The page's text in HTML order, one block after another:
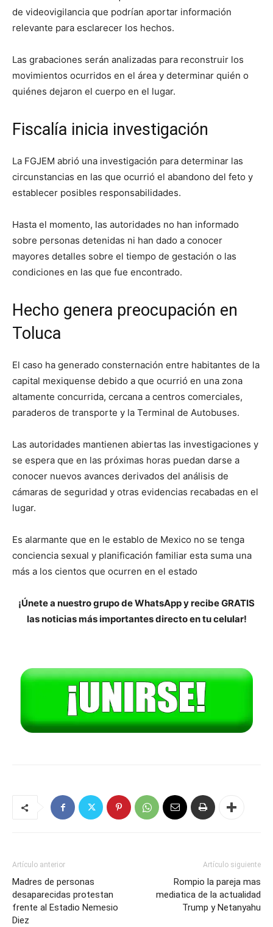
de videovigilancia que podrían aportar información
relevante para esclarecer los hechos.
Las grabaciones serán analizadas para reconstruir los
movimientos ocurridos en el área y determinar quién o
quiénes dejaron el cuerpo en el lugar.
Fiscalía inicia investigación
La FGJEM abrió una investigación para determinar las
circunstancias en las que ocurrió el abandono del feto y
establecer posibles responsabilidades.
Hasta el momento, las autoridades no han informado
sobre personas detenidas ni han dado a conocer
mayores detalles sobre el tiempo de gestación o las
condiciones en las que fue encontrado.
Hecho genera preocupación en
Toluca
El caso ha generado consternación entre habitantes de la
capital mexiquense debido a que ocurrió en una zona
altamente concurrida, cercana a centros comerciales,
paraderos de transporte y la Terminal de Autobuses.
Las autoridades mantienen abiertas las investigaciones y
se espera que en las próximas horas puedan darse a
conocer nuevos avances derivados del análisis de
cámaras de seguridad y otras evidencias recabadas en el
lugar.
Es alarmante que en le establo de Mexico no se tenga
conciencia sexual y planificación familiar esta suma una
más a los cientos que ocurren en el estado
¡Únete a nuestro grupo de WhatsApp y recibe GRATIS
las noticias más importantes directo en tu celular!
Artículo anterior
Madres de personas
desaparecidas protestan
frente al Estadio Nemesio
Diez
Artículo siguiente
Rompio la pareja mas
mediatica de la actualidad
Trump y Netanyahu